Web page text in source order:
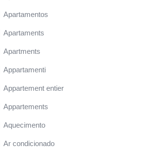
Apartamentos
Apartaments
Apartments
Appartamenti
Appartement entier
Appartements
Aquecimento
Ar condicionado